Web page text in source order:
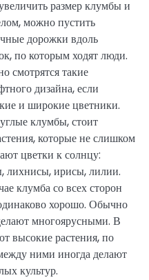
размер клумбы и
можно пустить
дорожки вдоль
по которым ходят люди.
смотрятся такие
дизайна, если
и широкие цветники.
клумбы, стоит
которые не слишком
цветки к солнцу:
лихнисы, ирисы, лилии.
клумба со всех сторон
хорошо. Обычно
многоярусными. В
высокие растения, по
ними иногда делают
культур.